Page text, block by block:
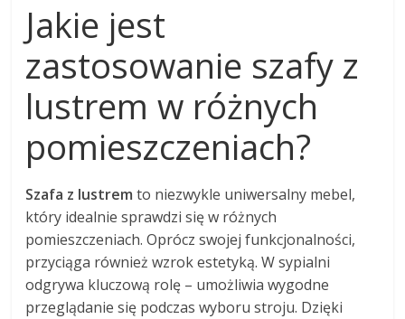
Jakie jest
zastosowanie szafy z
lustrem w różnych
pomieszczeniach?
Szafa z lustrem to niezwykle uniwersalny mebel,
który idealnie sprawdzi się w różnych
pomieszczeniach. Oprócz swojej funkcjonalności,
przyciąga również wzrok estetyką. W sypialni
odgrywa kluczową rolę – umożliwia wygodne
przeglądanie się podczas wyboru stroju. Dzięki